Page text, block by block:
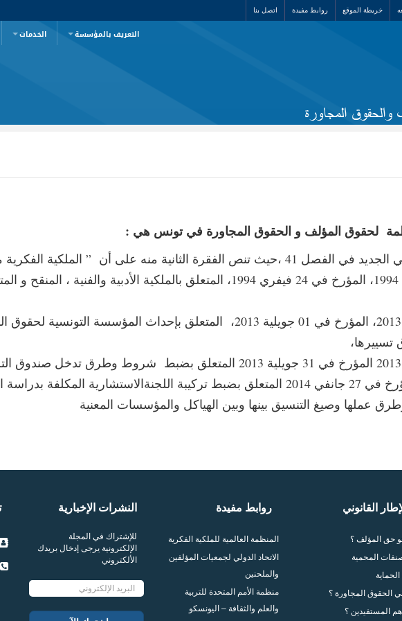
خريطة الموقع روابط مفيدة اتصل بنا
التعريف بالمؤسسة الخدمات
لحقوق المؤلف و الحقوق المجاورة في تونس هي :
الثانية منه على أن ” الملكية الفكرية مضمونة
الأمر عدد 2860 لسنة 2013، المؤرخ في 01 جويلية 2013، المتعلق
تسييرها،
قرار وزير الثقافة المؤرخ في 27 جانفي 2014 المتعلق بضبط تركيبة
وطرق عملها وصيغ التنسيق بينها وبين الهياكل والمؤسسات المعنية
القانوني
حق المؤلف ؟
المحمية
الحقوق المجاورة ؟
المستفيدين ؟
روابط مفيدة
المنظمة العالمية للملكية الفكرية
الاتحاد الدولي لجمعيات المؤلفين
والملحنين
منظمة الأمم المتحدة للتربية
والعلم والثقافة – اليونسكو
النشرات الإخبارية
للإشتراك في المجلة
الإلكترونية يرجى إدخال بريدك
الألكتروني